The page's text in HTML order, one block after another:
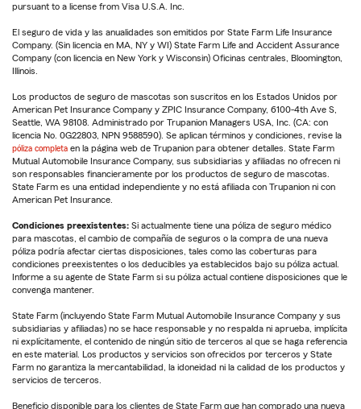
pursuant to a license from Visa U.S.A. Inc.
El seguro de vida y las anualidades son emitidos por State Farm Life Insurance
Company. (Sin licencia en MA, NY y WI) State Farm Life and Accident Assurance
Company (con licencia en New York y Wisconsin) Oficinas centrales, Bloomington,
Illinois.
Los productos de seguro de mascotas son suscritos en los Estados Unidos por
American Pet Insurance Company y ZPIC Insurance Company, 6100-4th Ave S,
Seattle, WA 98108. Administrado por Trupanion Managers USA, Inc. (CA: con
licencia No. 0G22803, NPN 9588590). Se aplican términos y condiciones, revise la
póliza completa en la página web de Trupanion para obtener detalles. State Farm
Mutual Automobile Insurance Company, sus subsidiarias y afiliadas no ofrecen ni
son responsables financieramente por los productos de seguro de mascotas.
State Farm es una entidad independiente y no está afiliada con Trupanion ni con
American Pet Insurance.
Condiciones preexistentes: Si actualmente tiene una póliza de seguro médico
para mascotas, el cambio de compañía de seguros o la compra de una nueva
póliza podría afectar ciertas disposiciones, tales como las coberturas para
condiciones preexistentes o los deducibles ya establecidos bajo su póliza actual.
Informe a su agente de State Farm si su póliza actual contiene disposiciones que le
convenga mantener.
State Farm (incluyendo State Farm Mutual Automobile Insurance Company y sus
subsidiarias y afiliadas) no se hace responsable y no respalda ni aprueba, implícita
ni explícitamente, el contenido de ningún sitio de terceros al que se haga referencia
en este material. Los productos y servicios son ofrecidos por terceros y State
Farm no garantiza la mercantabilidad, la idoneidad ni la calidad de los productos y
servicios de terceros.
Beneficio disponible para los clientes de State Farm que han comprado una nueva